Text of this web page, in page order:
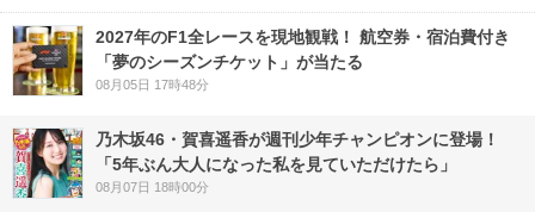
2027年のF1全レースを現地観戦！ 航空券・宿泊費付き
「夢のシーズンチケット」が当たる
08月05日 17時48分
乃木坂46・賀喜遥香が週刊少年チャンピオンに登場！
「5年ぶん大人になった私を見ていただけたら」
08月07日 18時00分